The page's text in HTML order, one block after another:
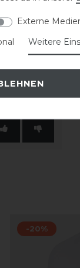
-20%
Externe
Weitere